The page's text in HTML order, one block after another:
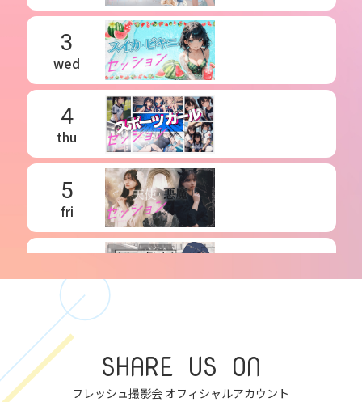
3
wed
4
thu
5
fri
sat
7
sun SHARE US ON
フレッシュ撮影会 オフィシャルアカウント